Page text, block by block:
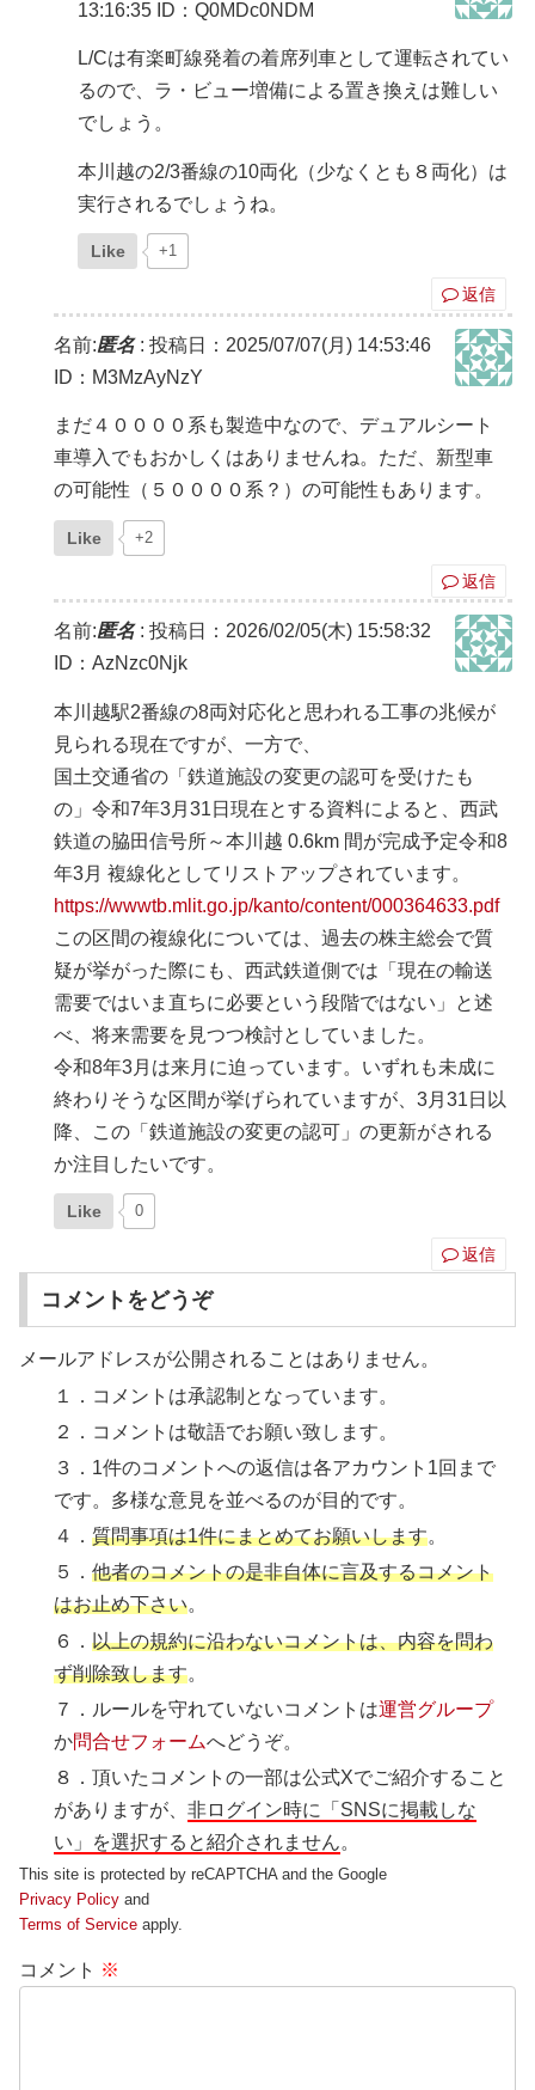
13:16:35 ID：Q0MDc0NDM
L/Cは有楽町線発着の着席列車として運転されてい
るので、ラ・ビュー増備による置き換えは難しい
でしょう。
本川越の2/3番線の10両化（少なくとも８両化）は
実行されるでしょうね。
Like +1
返信
名前:匿名: 投稿日：2025/07/07(月) 14:53:46
ID：M3MzAyNzY
まだ４００００系も製造中なので、デュアルシート
車導入でもおかしくはありませんね。ただ、新型車
の可能性（５００００系？）の可能性もあります。
Like +2
返信
名前:匿名: 投稿日：2026/02/05(木) 15:58:32
ID：AzNzc0Njk
本川越駅2番線の8両対応化と思われる工事の兆候が
見られる現在ですが、一方で、
国土交通省の「鉄道施設の変更の認可を受けたも
の」令和7年3月31日現在とする資料によると、西武
鉄道の脇田信号所～本川越 0.6km 間が完成予定令和8
年3月 複線化としてリストアップされています。
https://wwwtb.mlit.go.jp/kanto/content/000364633.pdf
この区間の複線化については、過去の株主総会で質
疑が挙がった際にも、西武鉄道側では「現在の輸送
需要ではいま直ちに必要という段階ではない」と述
べ、将来需要を見つつ検討としていました。
令和8年3月は来月に迫っています。いずれも未成に
終わりそうな区間が挙げられていますが、3月31日以
降、この「鉄道施設の変更の認可」の更新がされる
か注目したいです。
Like 0
返信
コメントをどうぞ
メールアドレスが公開されることはありません。
１．コメントは承認制となっています。
２．コメントは敬語でお願い致します。
３．1件のコメントへの返信は各アカウント1回まで
です。多様な意見を並べるのが目的です。
４．質問事項は1件にまとめてお願いします。
５．他者のコメントの是非自体に言及するコメント
はお止め下さい。
６．以上の規約に沿わないコメントは、内容を問わ
ず削除致します。
７．ルールを守れていないコメントは運営グループ
か問合せフォームへどうぞ。
８．頂いたコメントの一部は公式Xでご紹介すること
がありますが、非ログイン時に「SNSに掲載しな
い」を選択すると紹介されません。
This site is protected by reCAPTCHA and the Google
Privacy Policy and
Terms of Service apply.
コメント ※